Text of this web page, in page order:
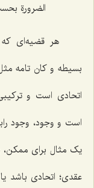
الضرورةِ
هر قضیه‌ای
بسیطه و کان تامه
اتحادی است و
است و وجود، وجود
یک مثال برای
عقدی؛ اتحادی باشد